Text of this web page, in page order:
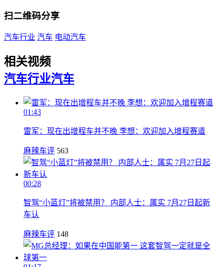
扫二维码分享
汽车行业 汽车 电动汽车
相关视频
汽车行业汽车
01:43
雷军：现在出增程车并不晚 李想：欢迎加入增程赛道
麻辣车评 563
00:28
智驾“小蓝灯”将被禁用？ 内部人士：属实 7月27日起新
车认
麻辣车评 148